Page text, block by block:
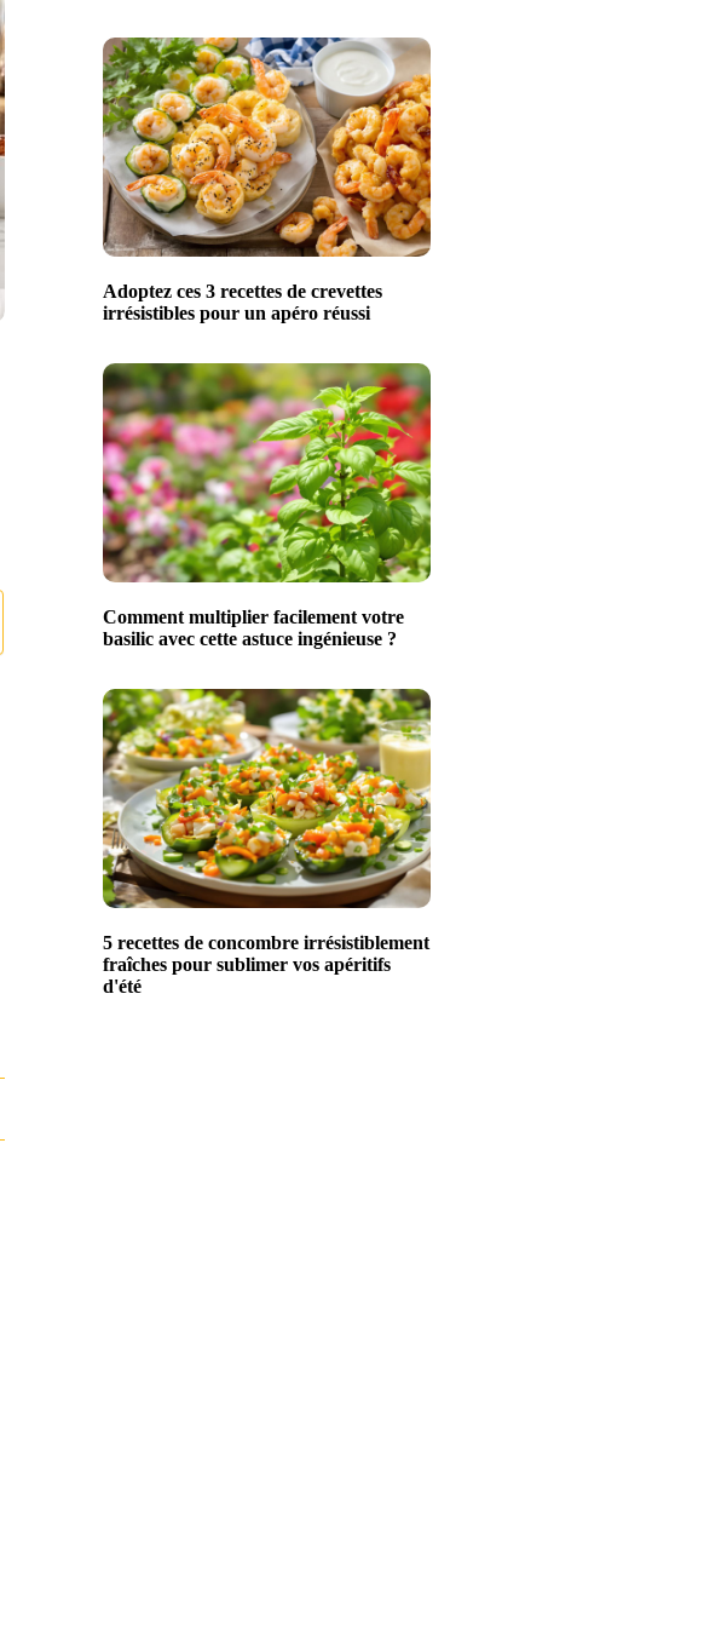
Adoptez ces 3 recettes de crevettes
irrésistibles pour un apéro réussi
Comment multiplier facilement votre
basilic avec cette astuce ingénieuse ?
5 recettes de concombre irrésistiblement
fraîches pour sublimer vos apéritifs
d'été